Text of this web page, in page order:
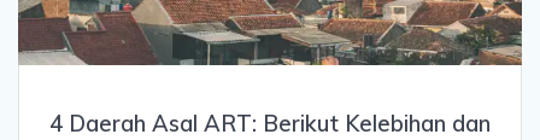
4 Daerah Asal ART: Berikut Kelebihan dan